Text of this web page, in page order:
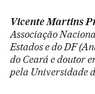
Vicente Martins
Associação
Estados e do DF
do Ceará e doutor
pela Universidade